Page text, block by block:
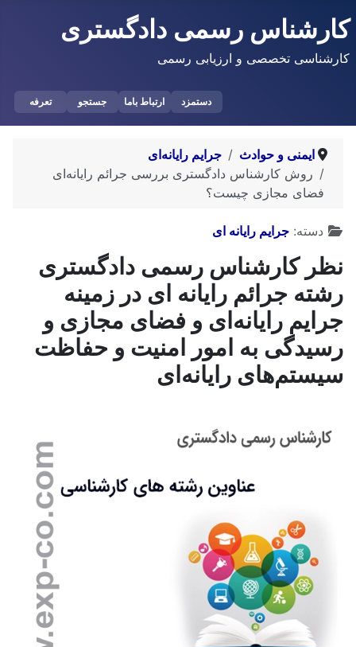
کارشناس رسمی دادگستری
کارشناسی تخصصی و ارزیابی رسمی
دستمزد ارتباط باما جستجو تعرفه
ایمنی و حوادث
جرایم رایانه‌ای
روش کارشناس دادگستری بررسی جرائم رایانه‌ای
فضای مجازی چیست؟
توضیحات
دسته: جرایم رایانه ای
نظر کارشناس رسمی دادگستری
رشته جرائم رایانه ای در زمینه
جرایم رایانه‌ای و فضای مجازی و
رسیدگی به امور امنیت و حفاظت
سیستم‌های رایانه‌ای